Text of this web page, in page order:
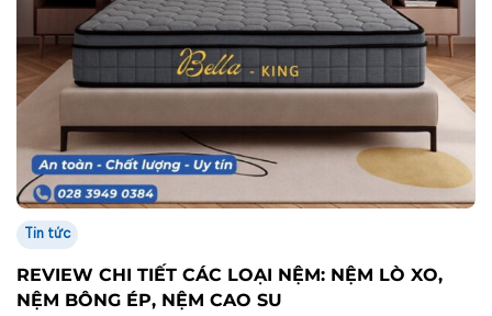
Tin tức
REVIEW CHI TIẾT CÁC LOẠI NỆM: NỆM LÒ XO,
NỆM BÔNG ÉP, NỆM CAO SU